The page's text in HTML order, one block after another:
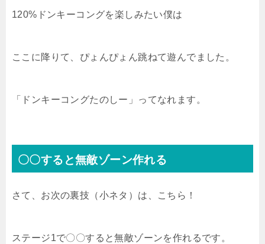
120%ドンキーコングを楽しみたい僕は
ここに降りて、ぴょんぴょん跳ねて遊んでました。
「ドンキーコングたのしー」ってなれます。
〇〇すると無敵ゾーン作れる
さて、お次の裏技（小ネタ）は、こちら！
ステージ1で〇〇すると無敵ゾーンを作れるです。